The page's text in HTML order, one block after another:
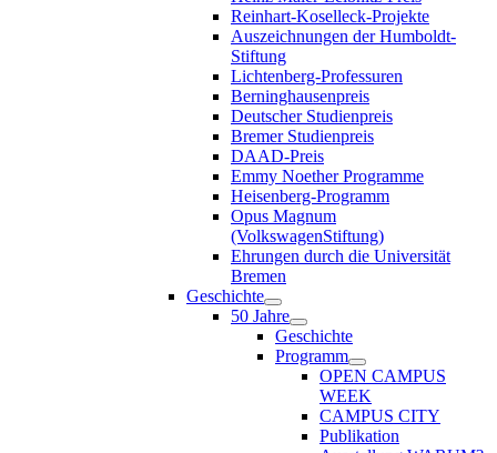
Reinhart-Koselleck-Projekte
Auszeichnungen der Humboldt-
Stiftung
Lichtenberg-Professuren
Berninghausenpreis
Deutscher Studienpreis
Bremer Studienpreis
DAAD-Preis
Emmy Noether Programme
Heisenberg-Programm
Opus Magnum
(VolkswagenStiftung)
Ehrungen durch die Universität
Bremen
Geschichte
50 Jahre
Geschichte
Programm
OPEN CAMPUS
WEEK
CAMPUS CITY
Publikation